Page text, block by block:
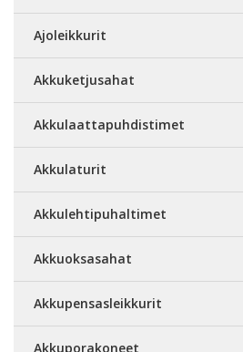
Ajoleikkurit
Akkuketjusahat
Akkulaattapuhdistimet
Akkulaturit
Akkulehtipuhaltimet
Akkuoksasahat
Akkupensasleikkurit
Akkuporakoneet